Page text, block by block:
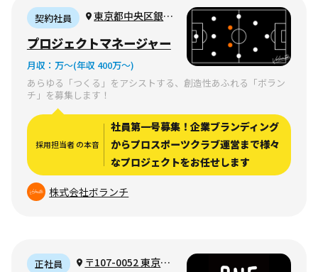
契約社員
東京都中央区銀座
モート可）
プロジェクトマネージャー
月収： 万〜(年収 400万〜)
あらゆる「つくる」をアシストする、創造性あふれる「ボラン
チ」を募集します！
採用担当者 の本音
社員第一号募集！企業ブランディング
からプロスポーツクラブ運営まで様々
なプロジェクトをお任せします
株式会社ボランチ
正社員
〒107-0052 東京都